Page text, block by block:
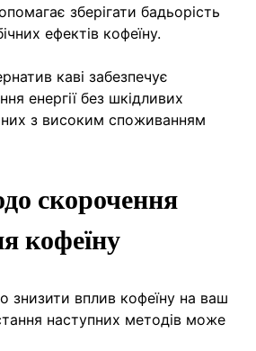
зберігати бадьорість
ефектів кофеїну.
каві забезпечує
енергії без шкідливих
з високим споживанням
скорочення
кофеїну
знизити вплив кофеїну на ваш
наступних методів може